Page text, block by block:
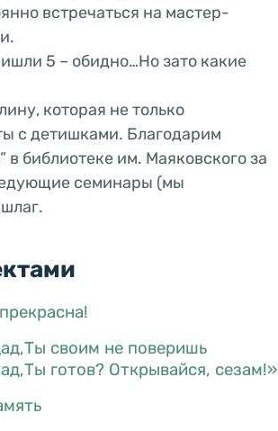
встречаться на мастер-
5 – обидно…Но зато какие
которая не только
с детишками. Благодарим
библиотеке им. Маяковского за
семинары (мы
своим не поверишь
готов? Открывайся, сезам!»